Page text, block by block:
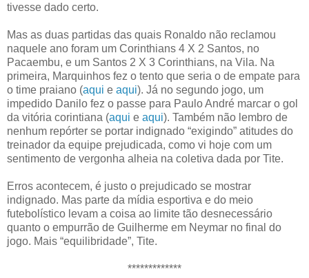
tivesse dado certo.
Mas as duas partidas das quais Ronaldo não reclamou
naquele ano foram um Corinthians 4 X 2 Santos, no
Pacaembu, e um Santos 2 X 3 Corinthians, na Vila. Na
primeira, Marquinhos fez o tento que seria o de empate para
o time praiano (aqui e aqui). Já no segundo jogo, um
impedido Danilo fez o passe para Paulo André marcar o gol
da vitória corintiana (aqui e aqui). Também não lembro de
nenhum repórter se portar indignado “exigindo” atitudes do
treinador da equipe prejudicada, como vi hoje com um
sentimento de vergonha alheia na coletiva dada por Tite.
Erros acontecem, é justo o prejudicado se mostrar
indignado. Mas parte da mídia esportiva e do meio
futebolístico levam a coisa ao limite tão desnecessário
quanto o empurrão de Guilherme em Neymar no final do
jogo. Mais “equilibridade”, Tite.
*************